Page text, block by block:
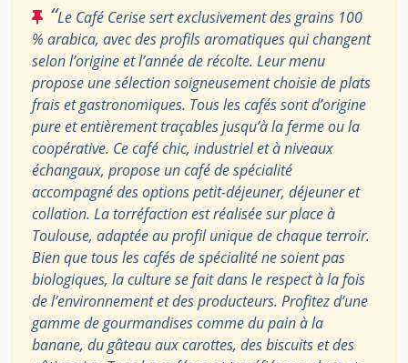
“Le Café Cerise sert exclusivement des grains 100
% arabica, avec des profils aromatiques qui changent
selon l’origine et l’année de récolte. Leur menu
propose une sélection soigneusement choisie de plats
frais et gastronomiques. Tous les cafés sont d’origine
pure et entièrement traçables jusqu’à la ferme ou la
coopérative. Ce café chic, industriel et à niveaux
échangaux, propose un café de spécialité
accompagné des options petit-déjeuner, déjeuner et
collation. La torréfaction est réalisée sur place à
Toulouse, adaptée au profil unique de chaque terroir.
Bien que tous les cafés de spécialité ne soient pas
biologiques, la culture se fait dans le respect à la fois
de l’environnement et des producteurs. Profitez d’une
gamme de gourmandises comme du pain à la
banane, du gâteau aux carottes, des biscuits et des